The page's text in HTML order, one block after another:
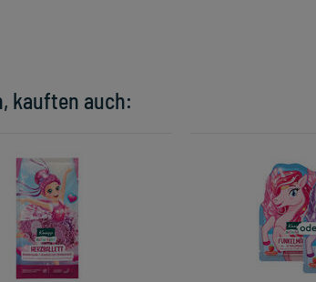
kauften auch: